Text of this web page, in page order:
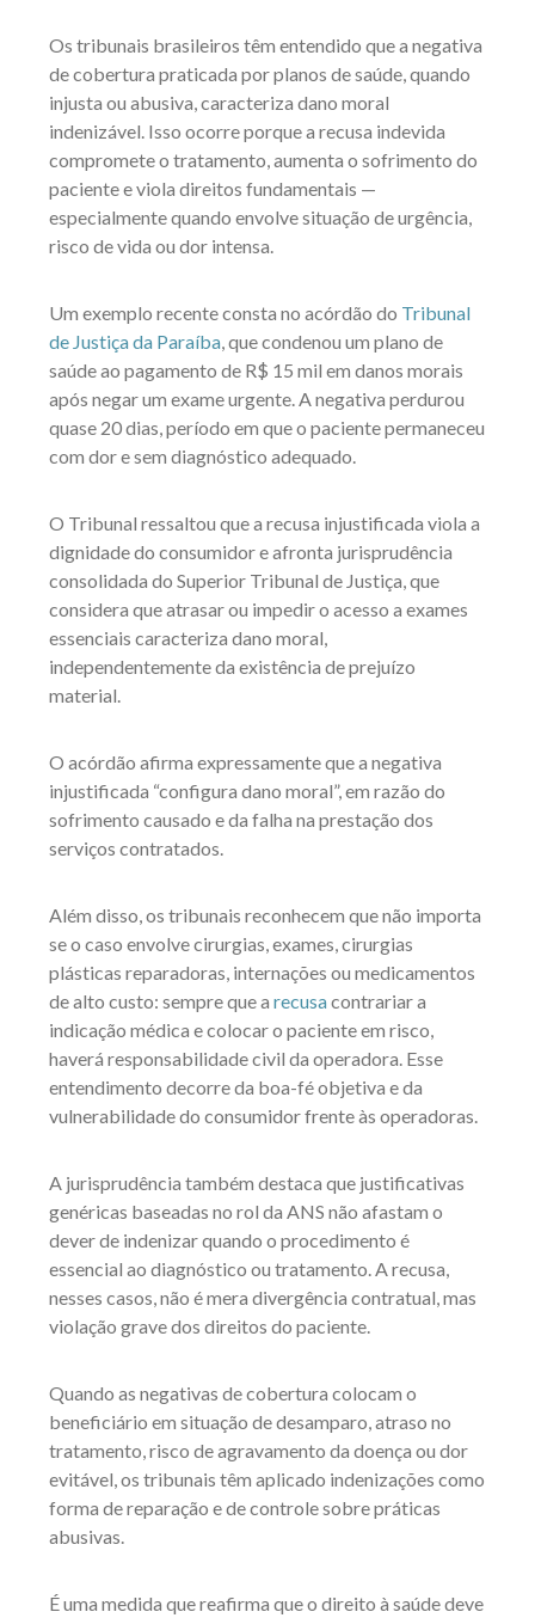
Os tribunais brasileiros têm entendido que a negativa
de cobertura praticada por planos de saúde, quando
injusta ou abusiva, caracteriza dano moral
indenizável. Isso ocorre porque a recusa indevida
compromete o tratamento, aumenta o sofrimento do
paciente e viola direitos fundamentais —
especialmente quando envolve situação de urgência,
risco de vida ou dor intensa.
Um exemplo recente consta no acórdão do Tribunal
de Justiça da Paraíba , que condenou um plano de
saúde ao pagamento de R$ 15 mil em danos morais
após negar um exame urgente. A negativa perdurou
quase 20 dias, período em que o paciente permaneceu
com dor e sem diagnóstico adequado.
O Tribunal ressaltou que a recusa injustificada viola a
dignidade do consumidor e afronta jurisprudência
consolidada do Superior Tribunal de Justiça, que
considera que atrasar ou impedir o acesso a exames
essenciais caracteriza dano moral,
independentemente da existência de prejuízo
material.
O acórdão afirma expressamente que a negativa
injustificada “configura dano moral”, em razão do
sofrimento causado e da falha na prestação dos
serviços contratados.
Além disso, os tribunais reconhecem que não importa
se o caso envolve cirurgias, exames, cirurgias
plásticas reparadoras, internações ou medicamentos
de alto custo: sempre que a recusacontrariar a
indicação médica e colocar o paciente em risco,
haverá responsabilidade civil da operadora. Esse
entendimento decorre da boa-fé objetiva e da
vulnerabilidade do consumidor frente às operadoras.
A jurisprudência também destaca que justificativas
genéricas baseadas no rol da ANS não afastam o
dever de indenizar quando o procedimento é
essencial ao diagnóstico ou tratamento. A recusa,
nesses casos, não é mera divergência contratual, mas
violação grave dos direitos do paciente.
Quando as negativas de cobertura colocam o
beneficiário em situação de desamparo, atraso no
tratamento, risco de agravamento da doença ou dor
evitável, os tribunais têm aplicado indenizações como
forma de reparação e de controle sobre práticas
abusivas.
É uma medida que reafirma que o direito à saúde deve